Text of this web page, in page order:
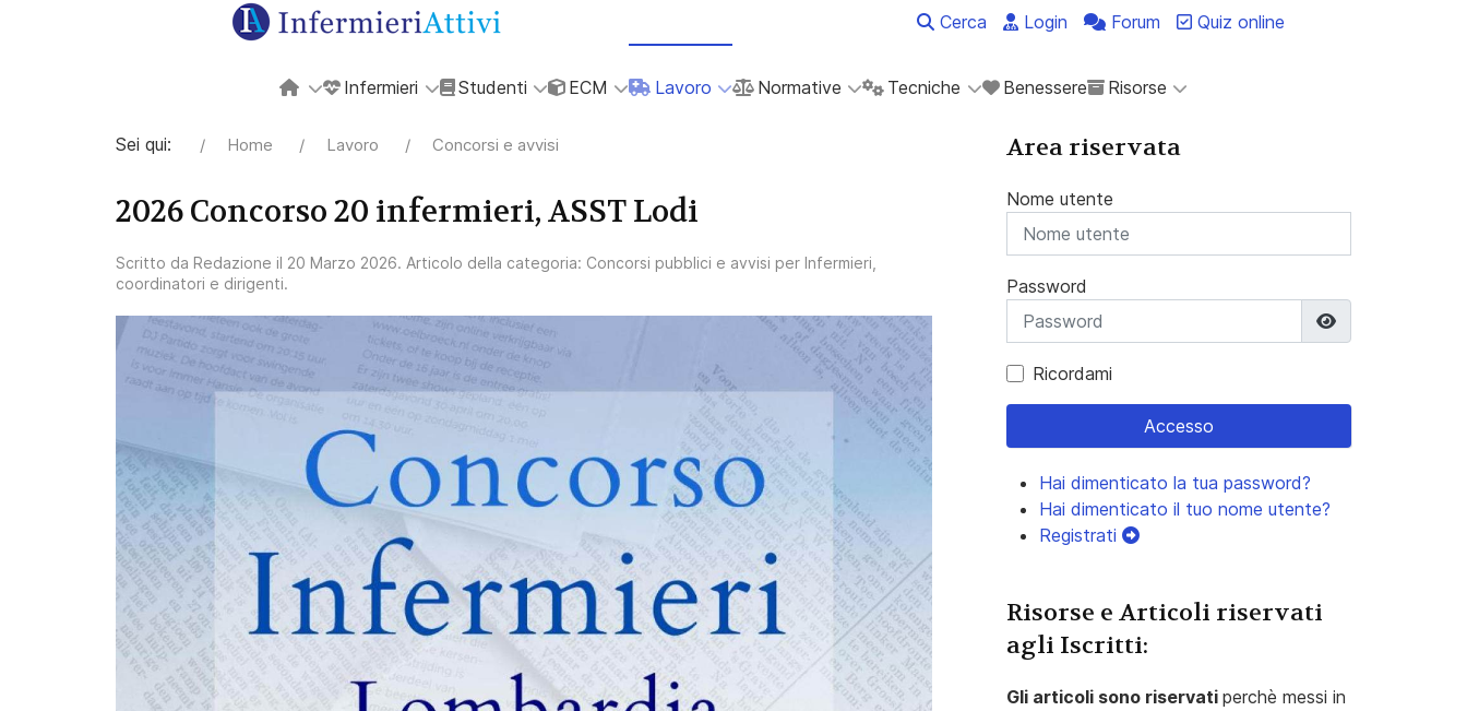
Cerca Login Forum Quiz online
Infermieri Studenti ECM Lavoro Normative Tecniche Benessere Risorse
Sei qui: Home Lavoro Concorsi e avvisi
2026 Concorso 20 infermieri, ASST Lodi
Scritto da Redazione il 20 Marzo 2026. Articolo della categoria: Concorsi pubblici e avvisi per Infermieri,
coordinatori e dirigenti.
Area riservata
Nome utente
Password
Ricordami
Accesso
Hai dimenticato la tua password?
Hai dimenticato il tuo nome utente?
Registrati
Risorse e Articoli riservati
agli Iscritti:
Gli articoli sono riservati perchè messi in